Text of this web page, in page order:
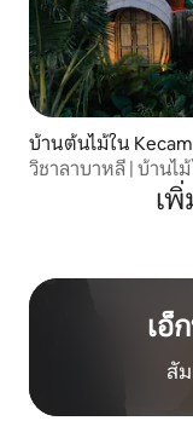
บ้านต้นไม้ใน
วิชาลาบาหลี | บ้านไ
เ
เอ็
สั